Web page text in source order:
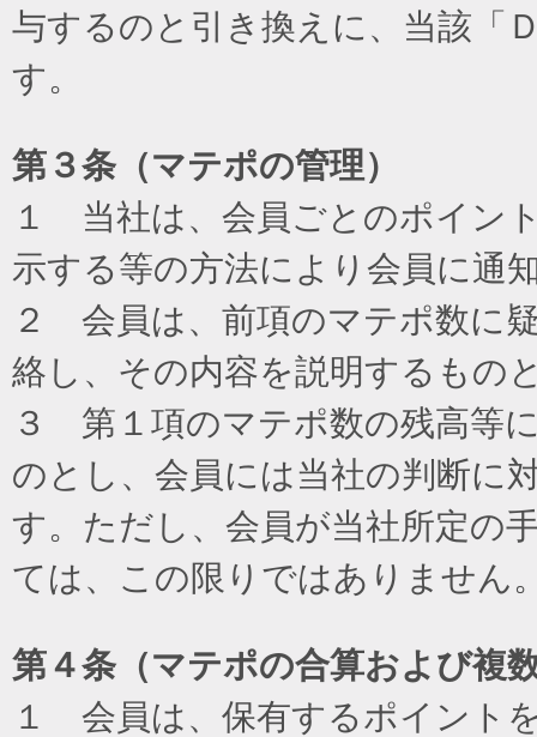
与するのと引き換えに、当該「
す。
第３条（マテポの管理）
１ 当社は、会員ごとのポイン
示する等の方法により会員に通
２ 会員は、前項のマテポ数に
絡し、その内容を説明するもの
３ 第１項のマテポ数の残高等
のとし、会員には当社の判断に
す。ただし、会員が当社所定の
ては、この限りではありません
第４条（マテポの合算および複
１ 会員は、保有するポイント